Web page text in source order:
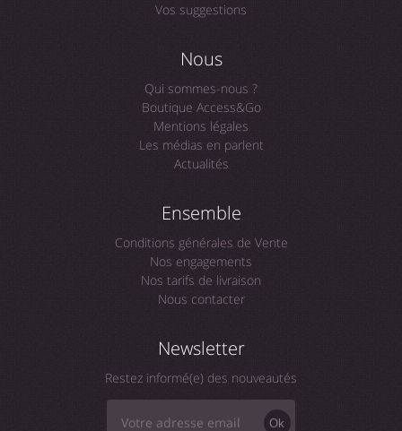
Vos suggestions
Nous
Qui sommes-nous ?
Boutique Access&Go
Mentions légales
Les médias en parlent
Actualités
Ensemble
Conditions générales de Vente
Nos engagements
Nos tarifs de livraison
Nous contacter
Newsletter
Restez informé(e) des nouveautés
Ok